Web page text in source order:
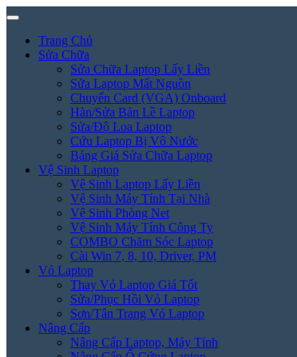
Trang Chủ
Sửa Chữa
Sửa Chữa Laptop Lấy Liền
Sửa Laptop Mất Nguồn
Chuyển Card (VGA) Onboard
Hàn/Sửa Bản Lề Laptop
Sửa/Độ Loa Laptop
Cứu Laptop Bị Vô Nước
Bảng Giá Sửa Chữa Laptop
Vệ Sinh Laptop
Vệ Sinh Laptop Lấy Liền
Vệ Sinh Máy Tính Tại Nhà
Vệ Sinh Phòng Net
Vệ Sinh Máy Tính Công Ty
COMBO Chăm Sóc Laptop
Cài Win 7, 8, 10, Driver, PM
Vỏ Laptop
Thay Vỏ Laptop Giá Tốt
Sửa/Phục Hồi Vỏ Laptop
Sơn/Tân Trang Vỏ Laptop
Nâng Cấp
Nâng Cấp Laptop, Máy Tính